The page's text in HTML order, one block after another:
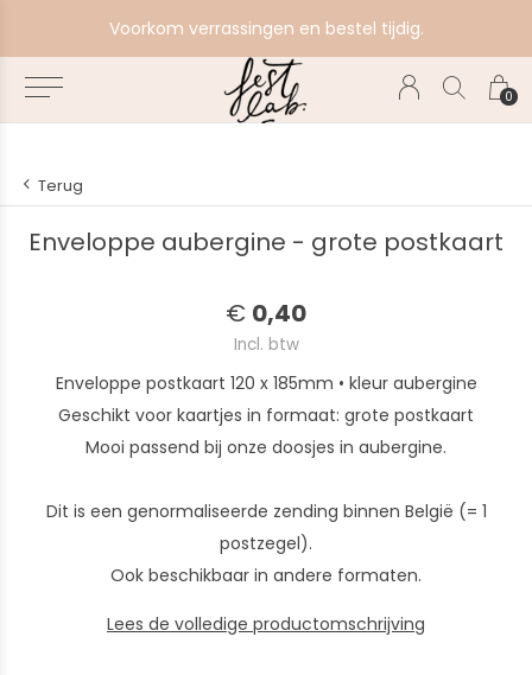
0
Voorkom verrassingen en bestel tijdig.
Terug
Enveloppe aubergine - grote postkaart
€ 0,40
Incl. btw
Enveloppe postkaart 120 x 185mm • kleur aubergine
Geschikt voor kaartjes in formaat: grote postkaart
Mooi passend bij onze doosjes in aubergine.
Dit is een genormaliseerde zending binnen België (= 1
postzegel).
Ook beschikbaar in andere formaten.
Lees de volledige productomschrijving